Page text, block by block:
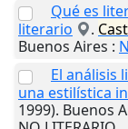
Qué es
literario
.
Buenos Aires :
El análisis
una estilística
1999). Buenos